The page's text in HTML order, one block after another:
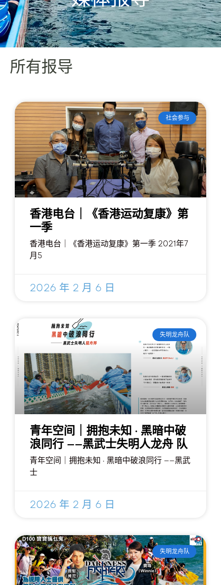
所有报导
社会参与
香港电台｜《香港运动复康》第
一季
香港电台｜《香港运动复康》第一季 2021年7
月5
2026 年 2 月 6 日
失明龙舟队
青年空间｜拥抱未知 · 黑暗中破
浪同行 ——黑武士失明人龙舟 队
青年空间｜拥抱未知 · 黑暗中破浪同行 ——黑武
士
2026 年 2 月 6 日
失明龙舟队